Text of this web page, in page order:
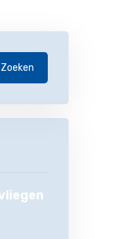
Zoeken